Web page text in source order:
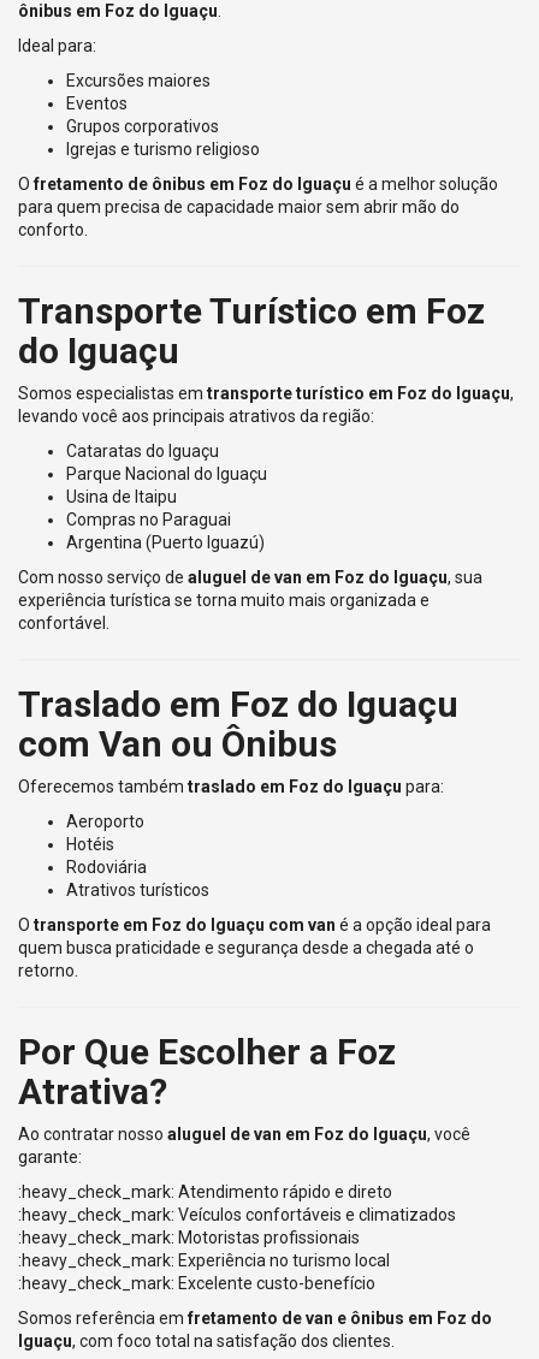
ônibus em Foz do Iguaçu
Ideal para:
Excursões maiores
Eventos
Grupos corporativos
Igrejas e turismo religioso
Ofretamento de ônibus em Foz do Iguaçu é a melhor solução
para quem precisa de capacidade maior sem abrir mão do
conforto.
Transporte Turístico em Foz
do Iguaçu
Somos especialistas em transporte turístico em Foz do Iguaçu,
levando você aos principais atrativos da região:
Cataratas do Iguaçu
Parque Nacional do Iguaçu
Usina de Itaipu
Compras no Paraguai
Argentina (Puerto Iguazú)
Com nosso serviço de aluguel de van em Foz do Iguaçu, sua
experiência turística se torna muito mais organizada e
confortável.
Traslado em Foz do Iguaçu
com Van ou Ônibus
Oferecemos também traslado em Foz do Iguaçu para:
Aeroporto
Hotéis
Rodoviária
Atrativos turísticos
O transporte em Foz do Iguaçu com van é a opção ideal para
quem busca praticidade e segurança desde a chegada até o
retorno.
Por Que Escolher a Foz
Atrativa?
Ao contratar nosso aluguel de van em Foz do Iguaçu, você
garante:
:heavy_check_mark: Atendimento rápido e direto
:heavy_check_mark: Veículos confortáveis e climatizados
:heavy_check_mark: Motoristas profissionais
:heavy_check_mark: Experiência no turismo local
:heavy_check_mark: Excelente custo-benefício
Somos referência emfretamento de van e ônibus em Foz do
Iguaçu, com foco total na satisfação dos clientes.